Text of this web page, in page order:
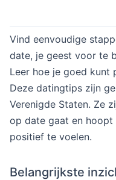
Vind eenvoudige
date, je geest voor te
Leer hoe je goed kunt
Deze datingtips zijn
Verenigde Staten. Ze
op date gaat en hoopt
positief te voelen.
Belangrijkste